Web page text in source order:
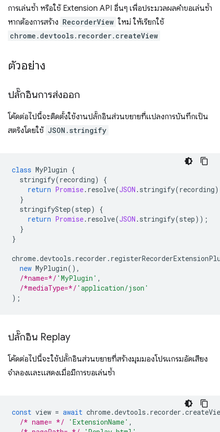
การเล่นซ้ำ หรือใช้ Extension API อื่นๆ เพื่อประมวลผลคำขอเล่นซ้ำ
หากต้องการสร้าง RecorderView ใหม่ ให้เรียกใช้
chrome.devtools.recorder.createView
ตัวอย่าง
ปลั๊กอินการส่งออก
โค้ดต่อไปนี้จะติดตั้งใช้งานปลั๊กอินส่วนขยายที่แปลงการบันทึกเป็น
สตริงโดยใช้ JSON.stringify
class MyPlugin {
stringify(recording)
{
return Promise. resolve(JSON . stringify(recording
}
stringifyStep(step)
{
return Promise. resolve(JSON . stringify(step));
}
}
chrome.devtools . recorder .
new MyPlugin(),
/*name=*/ 'MyPlugin' ,
/*mediaType=*/ 'application/json'
);
ปลั๊กอิน Replay
โค้ดต่อไปนี้จะใช้ปลั๊กอินส่วนขยายที่สร้างมุมมองโปรแกรมอัดเสียง
จำลองและแสดงเมื่อมีการขอเล่นซ้ำ
const view = await chrome.devtools . recorder .
/* name= */
'ExtensionName' ,